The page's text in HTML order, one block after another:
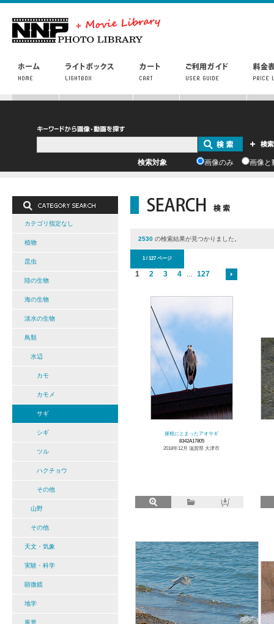
検索対象 画像のみ 画像と
カテゴリ指定なし
植物
昆虫
陸の生物
海の生物
淡水の生物
鳥類
水辺
カモ
カモメ
サギ
シギ
ツル
ハクチョウ
その他
山野
その他
天文・気象
実験・科学
顕微鏡
地学
風景
2530 の検索結果が見つかりました。
1 / 127 ページ
1 2 3 4 ... 127
屋根にとまったアオサギ
8342A17805
2018年12月 滋賀県 大津市